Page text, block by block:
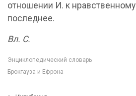
отношении И. к
последнее.
Вл. С.
Энциклопедический словарь
Брокгауза и Ефрона